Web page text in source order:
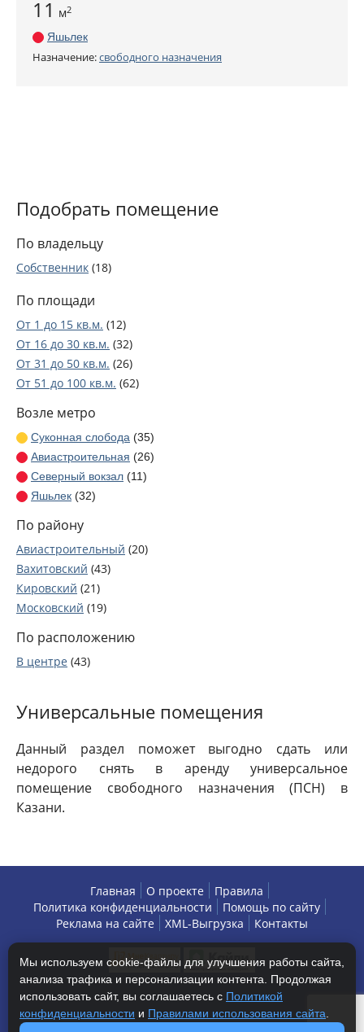
11 м2
Яшьлек
Назначение:свободного назначения
Подобрать помещение
По владельцу
Собственник (18)
По площади
От 1 до 15 кв.м. (12)
От 16 до 30 кв.м. (32)
От 31 до 50 кв.м. (26)
От 51 до 100 кв.м. (62)
От 251 до 2000 кв.м.
Возле метро
Суконная слобода (35)
Авиастроительная (26)
Северный вокзал (11)
Яшьлек (32)
Кремлевская
Площадь Габдуллы Тукая
Аметьево(8)
Горки(16)
Проспект Победы
Дубравная(5)
По району
Авиастроительный (20)
Вахитовский (43)
Кировский (21)
Московский (19)
Приволжский(30)
Советский(60)
По расположению
В центре (43)
Универсальные помещения
Данный раздел поможет выгодно сдать или
недорого снять в аренду универсальное
помещение свободного назначения (ПСН) в
Казани.
Главная О проекте
Правила
Политика конфиденциальности
Помощь по сайту
Реклама на сайте
XML-Выгрузка Контакты
Мы используем cookie-файлы для улучшения работы сайта,
анализа трафика и персонализации контента. Продолжая
использовать сайт, вы соглашаетесь с Политикой
конфиденциальности и Правилами использования сайта